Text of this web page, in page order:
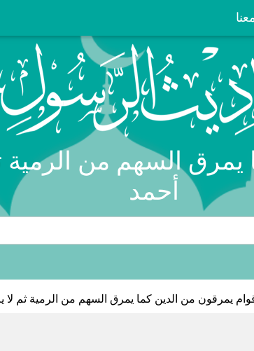
يمرق السهم من الرمية
أحمد
يمرقون من الدين كما يمرق السهم من الرمية ثم لا